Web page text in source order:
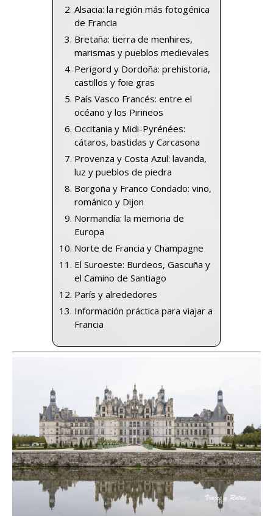
Alsacia: la región más fotogénica
de Francia
Bretaña: tierra de menhires,
marismas y pueblos medievales
Perigord y Dordoña: prehistoria,
castillos y foie gras
País Vasco Francés: entre el
océano y los Pirineos
Occitania y Midi-Pyrénées:
cátaros, bastidas y Carcasona
Provenza y Costa Azul: lavanda,
luz y pueblos de piedra
Borgoña y Franco Condado: vino,
románico y Dijon
Normandía: la memoria de
Europa
Norte de Francia y Champagne
El Suroeste: Burdeos, Gascuña y
el Camino de Santiago
París y alrededores
Información práctica para viajar a
Francia